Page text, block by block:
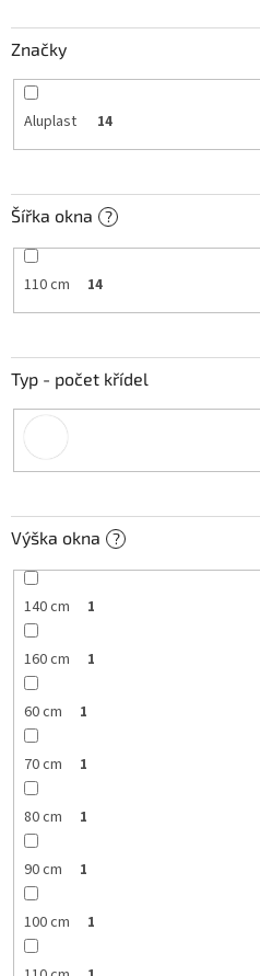
ů
Značky
Aluplast 14
Šířka okna ?
110 cm 14
Typ - počet křídel
Výška okna ?
140 cm 1
160 cm 1
60 cm 1
70 cm 1
80 cm 1
90 cm 1
100 cm 1